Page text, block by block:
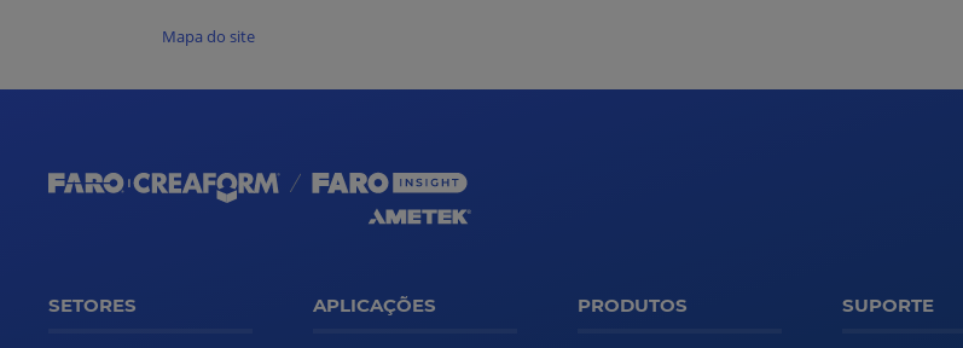
Mapa do site
SETORES APLICAÇÕES PRODUTOS SUPORTE